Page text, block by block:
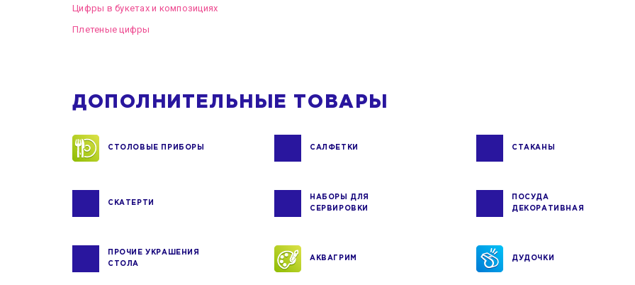
Цифры в букетах и композициях
Плетеные цифры
ДОПОЛНИТЕЛЬНЫЕ ТОВАРЫ
СТОЛОВЫЕ ПРИБОРЫ САЛФЕТКИ СТАКАНЫ
СКАТЕРТИ
НАБОРЫ ДЛЯ
СЕРВИРОВКИ
ПОСУДА
ДЕКОРАТИВНАЯ
ПРОЧИЕ УКРАШЕНИЯ
СТОЛА
АКВАГРИМ ДУДОЧКИ